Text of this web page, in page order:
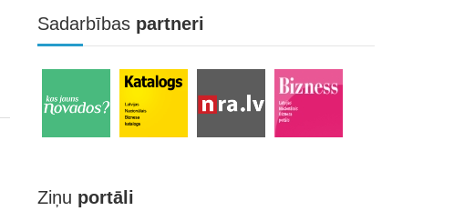
Sadarbības partneri
Ziņu portāli